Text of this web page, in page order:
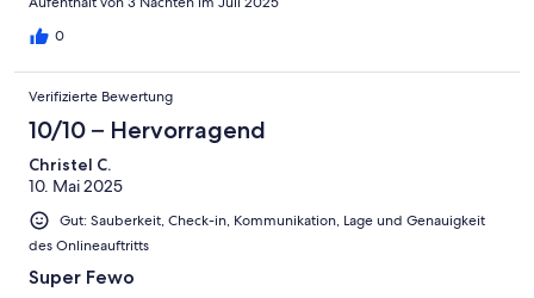
0
Verifizierte Bewertung
10/10 – Hervorragend
Christel C.
10. Mai 2025
Gut: Sauberkeit, Check-in, Kommunikation, Lage und Genauigkeit
des Onlineauftritts
Super Fewo